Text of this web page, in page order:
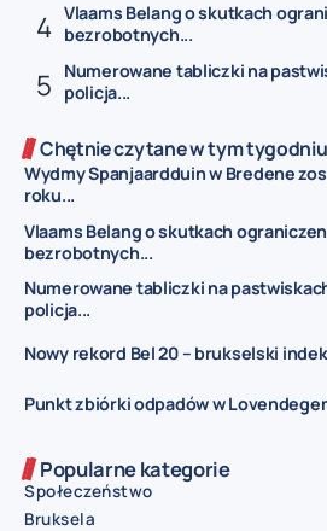
Vlaams Belang o skutkach
bezrobotnych...
Numerowane tabliczki na
policja...
Chętnie czytane w tym tygodniu
Wydmy Spanjaardduin w Bredene
roku...
Vlaams Belang o skutkach
bezrobotnych...
Numerowane tabliczki na
policja...
Nowy rekord Bel 20 – brukselski
Punkt zbiórki odpadów w
Popularne kategorie
Społeczeństwo
Bruksela